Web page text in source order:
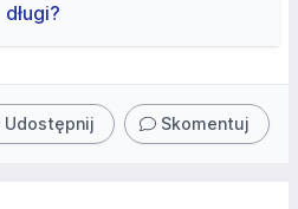
długi?
Udostępnij Skomentuj